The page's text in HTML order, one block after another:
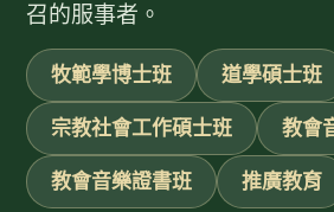
召的服事者。
牧範學博士班 道學碩士班
宗教社會工作碩士班 教會
教會音樂證書班 推廣教育